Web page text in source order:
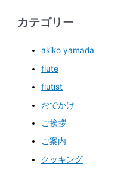
カテゴリー
akiko yamada
flute
flutist
おでかけ
ご挨拶
ご案内
クッキング